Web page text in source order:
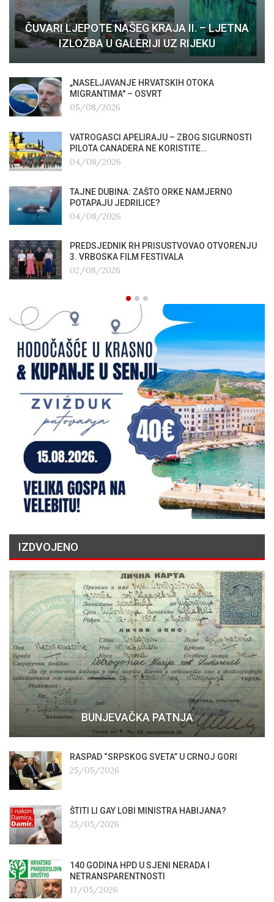
ČUVARI LJEPOTE NAŠEG KRAJA II. – LJETNA
IZLOŽBA U GALERIJI UZ RIJEKU
„NASELJAVANJE HRVATSKIH OTOKA
MIGRANTIMA″ – OSVRT
05/08/2026
VATROGASCI APELIRAJU – ZBOG SIGURNOSTI
PILOTA CANADERA NE KORISTITE…
04/08/2026
TAJNE DUBINA: ZAŠTO ORKE NAMJERNO
POTAPAJU JEDRILICE?
04/08/2026
PREDSJEDNIK RH PRISUSTVOVAO OTVORENJU
3. VRBOSKA FILM FESTIVALA
02/08/2026
IZDVOJENO
BUNJEVAČKA PATNJA
RASPAD “SRPSKOG SVETA” U CRNOJ GORI
25/05/2026
ŠTITI LI GAY LOBI MINISTRA HABIJANA?
25/05/2026
140 GODINA HPD U SJENI NERADA I
NETRANSPARENTNOSTI
11/05/2026